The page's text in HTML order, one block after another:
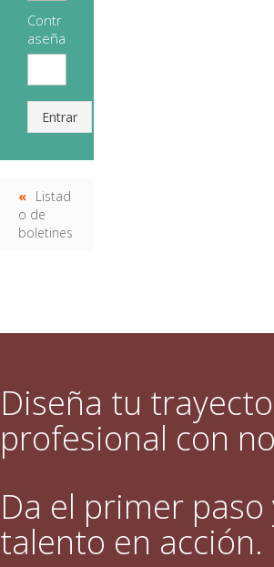
Contr
aseña
Entrar
Listad
o de
boletines
Diseña tu
profesional con
Da el primer
talento en acción.